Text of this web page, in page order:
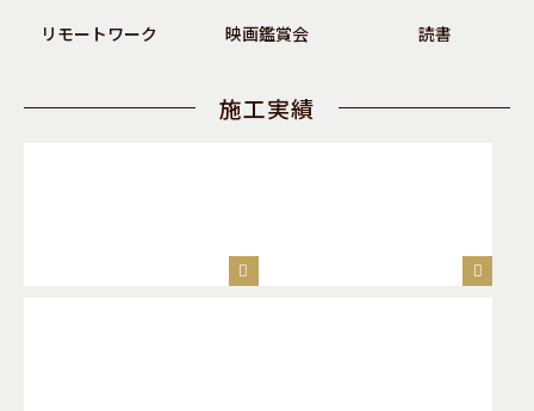
リモートワーク
映画鑑賞会 読書
施工実績